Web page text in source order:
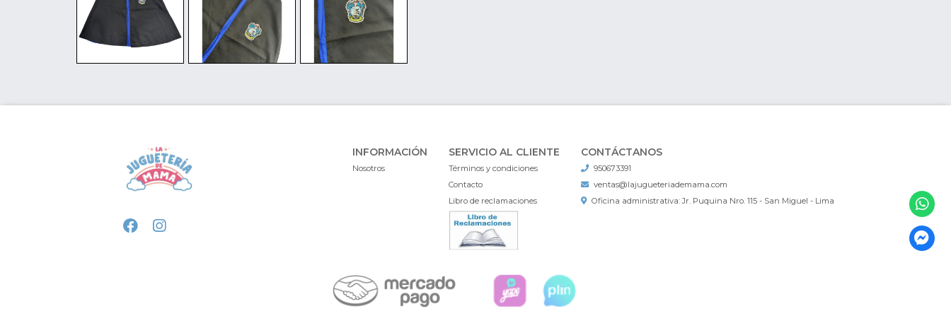
INFORMACIÓN
Nosotros
SERVICIO AL CLIENTE
Términos y condiciones
Contacto
Libro de reclamaciones
CONTÁCTANOS
950673391
ventas@lajugueteriademama.com
Oficina administrativa: Jr. Puquina Nro. 115 - San Miguel - Lima